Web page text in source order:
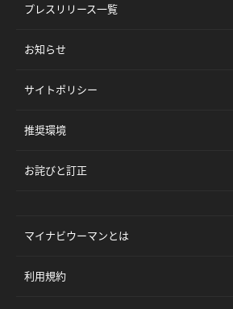
プレスリリース一覧
お知らせ
サイトポリシー
推奨環境
お詫びと訂正
マイナビウーマンとは
利用規約